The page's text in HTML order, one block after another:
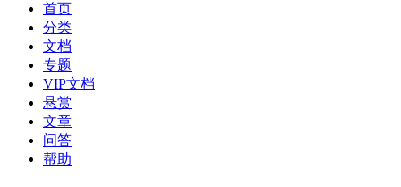
首页
分类
文档
专题
VIP文档
悬赏
文章
问答
帮助